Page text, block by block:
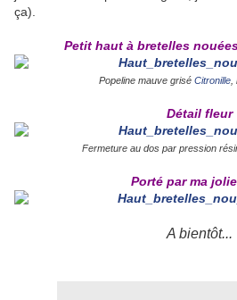
ça).
Petit haut à bretelles
Popeline mauve grisé Citronille
Détail fleur
Fermeture au dos par pression
Porté par ma
A bientôt...